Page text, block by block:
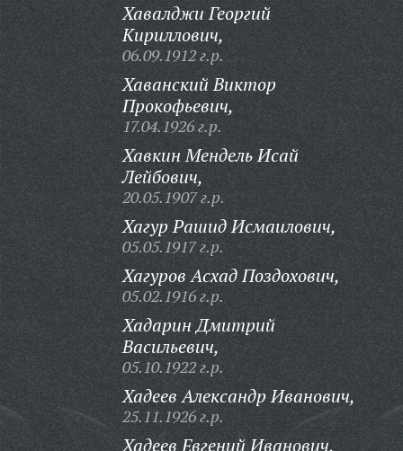
Хавалджи Георгий
Кириллович,
06.09.1912 г.р.
Хаванский Виктор
Прокофьевич,
17.04.1926 г.р.
Хавкин Мендель Исай
Лейбович,
20.05.1907 г.р.
Хагур Рашид Исмаилович,
05.05.1917 г.р.
Хагуров Асхад Поздохович,
05.02.1916 г.р.
Хадарин Дмитрий
Васильевич,
05.10.1922 г.р.
Хадеев Александр Иванович,
25.11.1926 г.р.
Хадеев Евгений Иванович,